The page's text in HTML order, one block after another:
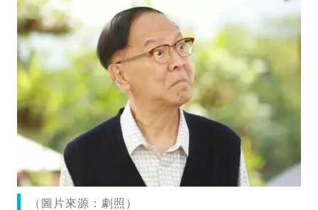
（圖片來源：劇照）